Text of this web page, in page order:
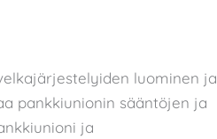
luominen ja
pankkiunionin sääntöjen ja
ja